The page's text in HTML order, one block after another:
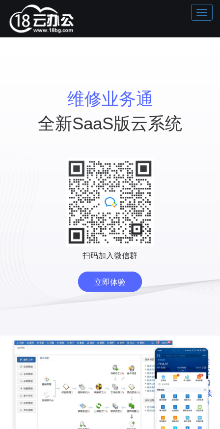
维修业务通
全新SaaS版云系统
扫码加入微信群
立即体验
02
2018-08
乐报
台使
用说
明
01
2018-08
芦系
统使
用说
明
01
2018-02
一葫
芦应
用购
买/续
费说
明